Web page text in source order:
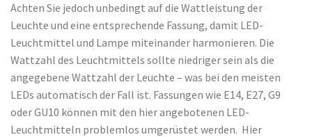
Achten Sie jedoch unbedingt auf die Wattleistung der
Leuchte und eine entsprechende Fassung, damit LED-
Leuchtmittel und Lampe miteinander harmonieren. Die
Wattzahl des Leuchtmittels sollte niedriger sein als die
angegebene Wattzahl der Leuchte – was bei den meisten
LEDs automatisch der Fall ist. Fassungen wie E14, E27, G9
oder GU10 können mit den hier angebotenen LED-
Leuchtmitteln problemlos umgerüstet werden. Hier